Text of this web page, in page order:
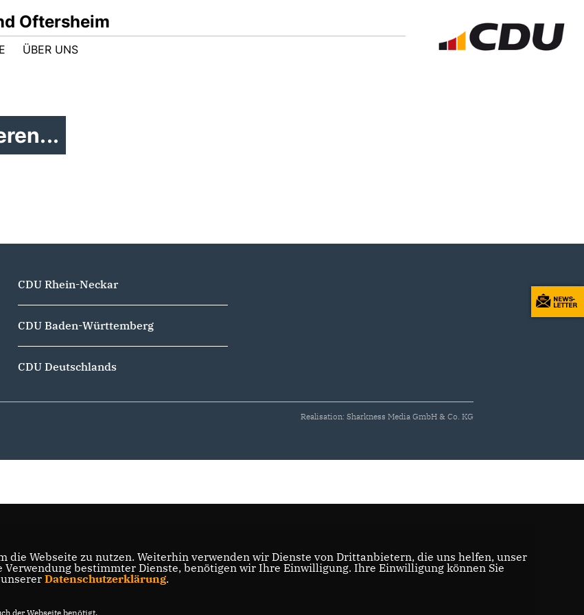
Oftersheim
ÜBER UNS
CDU Rhein-Neckar
CDU Baden-Württemberg
CDU Deutschlands
Realisation: Sharkness Media GmbH & Co. KG
die Webseite zu nutzen. Weiterhin verwenden wir Dienste von Drittanbietern, die uns helfen, unser
Verwendung bestimmter Dienste, benötigen wir Ihre Einwilligung. Ihre Einwilligung können Sie
Datenschutzerklärung.
der Webseite benötigt.